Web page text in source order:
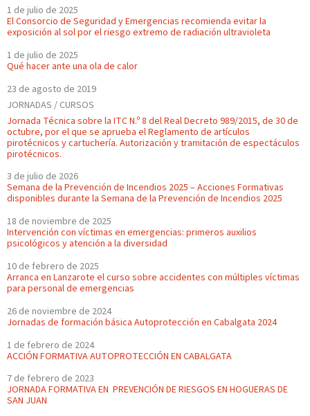
1 de julio de 2025
El Consorcio de Seguridad y Emergencias recomienda evitar la
exposición al sol por el riesgo extremo de radiación ultravioleta
1 de julio de 2025
Qué hacer ante una ola de calor
23 de agosto de 2019
JORNADAS / CURSOS
Jornada Técnica sobre la ITC N.º 8 del Real Decreto 989/2015, de 30 de
octubre, por el que se aprueba el Reglamento de artículos
pirotécnicos y cartuchería. Autorización y tramitación de espectáculos
pirotécnicos.
3 de julio de 2026
Semana de la Prevención de Incendios 2025 – Acciones Formativas
disponibles durante la Semana de la Prevención de Incendios 2025
18 de noviembre de 2025
Intervención con víctimas en emergencias: primeros auxilios
psicológicos y atención a la diversidad
10 de febrero de 2025
Arranca en Lanzarote el curso sobre accidentes con múltiples víctimas
para personal de emergencias
26 de noviembre de 2024
Jornadas de formación básica Autoprotección en Cabalgata 2024
1 de febrero de 2024
ACCIÓN FORMATIVA AUTOPROTECCIÓN EN CABALGATA
7 de febrero de 2023
JORNADA FORMATIVA EN PREVENCIÓN DE RIESGOS EN HOGUERAS DE
SAN JUAN